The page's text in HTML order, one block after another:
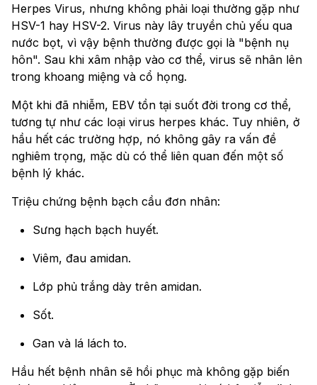
Herpes Virus, nhưng không phải loại thường gặp như
HSV-1 hay HSV-2. Virus này lây truyền chủ yếu qua
nước bọt, vì vậy bệnh thường được gọi là "bệnh nụ
hôn". Sau khi xâm nhập vào cơ thể, virus sẽ nhân lên
trong khoang miệng và cổ họng.
Một khi đã nhiễm, EBV tồn tại suốt đời trong cơ thể,
tương tự như các loại virus herpes khác. Tuy nhiên, ở
hầu hết các trường hợp, nó không gây ra vấn đề
nghiêm trọng, mặc dù có thể liên quan đến một số
bệnh lý khác.
Triệu chứng bệnh bạch cầu đơn nhân:
Sưng hạch bạch huyết.
Viêm, đau amidan.
Lớp phủ trắng dày trên amidan.
Sốt.
Gan và lá lách to.
Hầu hết bệnh nhân sẽ hồi phục mà không gặp biến